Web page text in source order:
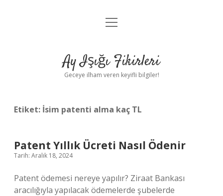
Anasayfa
Yasal Uyarı
menüyü
Ay Işığı Fikirleri
Geceye ilham veren keyifli bilgiler!
Etiket: İsim patenti alma kaç TL
Patent Yıllık Ücreti Nasıl Ödenir
Tarih: Aralık 18, 2024
Patent ödemesi nereye yapılır? Ziraat Bankası
aracılığıyla yapılacak ödemelerde şubelerde